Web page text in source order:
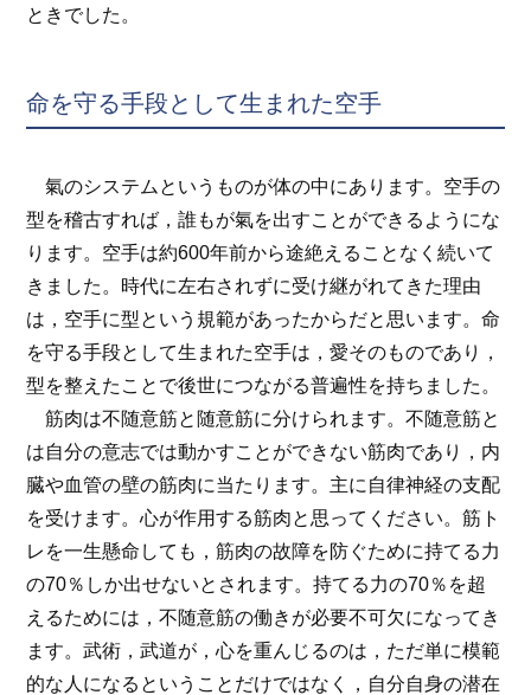
ときでした。
命を守る手段として生まれた空手
氣のシステムというものが体の中にあります。空手の
型を稽古すれば，誰もが氣を出すことができるようにな
ります。空手は約600年前から途絶えることなく続いて
きました。時代に左右されずに受け継がれてきた理由
は，空手に型という規範があったからだと思います。命
を守る手段として生まれた空手は，愛そのものであり，
型を整えたことで後世につながる普遍性を持ちました。
筋肉は不随意筋と随意筋に分けられます。不随意筋と
は自分の意志では動かすことができない筋肉であり，内
臓や血管の壁の筋肉に当たります。主に自律神経の支配
を受けます。心が作用する筋肉と思ってください。筋ト
レを一生懸命しても，筋肉の故障を防ぐために持てる力
の70％しか出せないとされます。持てる力の70％を超
えるためには，不随意筋の働きが必要不可欠になってき
ます。武術，武道が，心を重んじるのは，ただ単に模範
的な人になるということだけではなく，自分自身の潜在